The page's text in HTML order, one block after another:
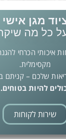
מגן אישי
כל מה
איכותי הכרחי
מקסימלית.
שלכם – קניתם
להיות בטוחים.
שירות לקוחות